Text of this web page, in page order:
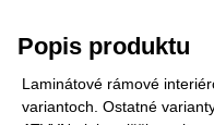
Popis produktu
Laminátové rámové
variantoch. Ostatné